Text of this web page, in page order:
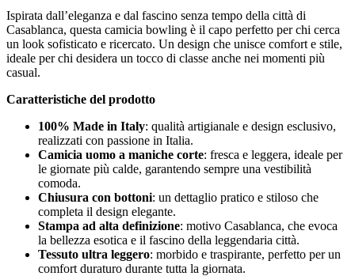
Ispirata dall’eleganza e dal fascino senza tempo della città di
Casablanca, questa camicia bowling è il capo perfetto per chi cerca
un look sofisticato e ricercato. Un design che unisce comfort e stile,
ideale per chi desidera un tocco di classe anche nei momenti più
casual.
Caratteristiche del prodotto
100% Made in Italy: qualità artigianale e design esclusivo,
realizzati con passione in Italia.
Camicia uomo a maniche corte: fresca e leggera, ideale per
le giornate più calde, garantendo sempre una vestibilità
comoda.
Chiusura con bottoni: un dettaglio pratico e stiloso che
completa il design elegante.
Stampa ad alta definizione: motivo Casablanca, che evoca
la bellezza esotica e il fascino della leggendaria città.
Tessuto ultra leggero: morbido e traspirante, perfetto per un
comfort duraturo durante tutta la giornata.